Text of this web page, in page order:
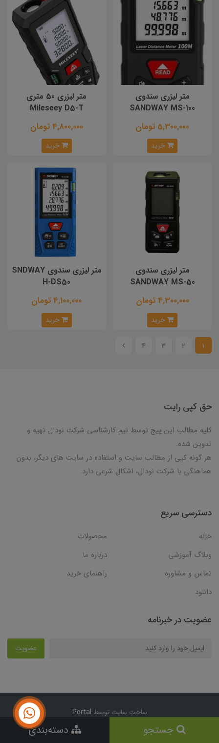
متر لیزری سندوی
SANDWAY MS-100
5,300,000 تومان
خرید
متر لیزری 50 متری
Mileseey D5-T
4,800,000 تومان
خرید
متر لیزری سندوی
SANDWAY MS-50
4,300,000 تومان
خرید
متر لیزری سندوی SNDWAY
H-DS50
4,100,000 تومان
خرید
1
2
3
4
جستجو
حق کپی رایت
کلیه مطالب این پیج توسط تیم کارشناسی شرکت نودال تهیه و
تدوین شده.
هر گونه کپی از مطالب سایت و استفاده در سایت های دیگر، بدون
هماهنگی با شرکت نودال، اشکال شرعی دارد.
دسترسی سریع
خانه
محصولات
وبلاگ آموزشی
درباره ما
تماس و مشاوره
راهنمای خرید
دانلود
عضویت در خبرنامه
عضویت
ساخت سایت توسط Portal